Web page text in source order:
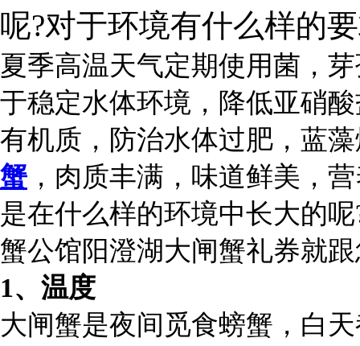
呢?对于环境有什么样的
夏季高温天气定期使用菌，
于稳定水体环境，降低亚硝
有机质，防治水体过肥，蓝
蟹 ，肉质丰满，味道鲜美，
是在什么样的环境中长大的
蟹公馆阳澄湖大闸蟹礼券就
1、温度
大闸蟹是夜间觅食螃蟹，白